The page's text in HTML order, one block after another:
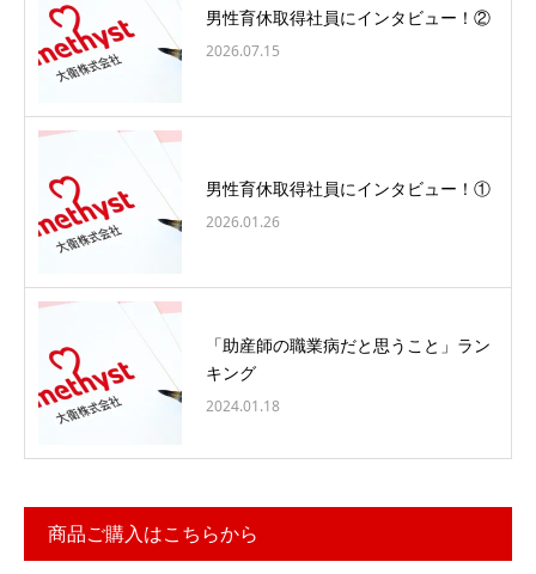
男性育休取得社員にインタビュー！②
2026.07.15
男性育休取得社員にインタビュー！①
2026.01.26
「助産師の職業病だと思うこと」ラン
キング
2024.01.18
商品ご購入はこちらから